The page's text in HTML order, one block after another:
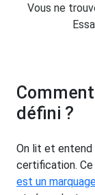
Vous ne
défini ?
On lit et entend
certification. Ce
est un